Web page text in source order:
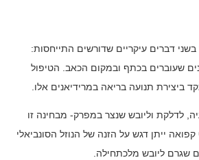
בשני דברים עיקריים שדורשים התייחסות:
שעוברים בכתף ובמקום הכאב. הטיפול
ביצירת תנועה בריאה במרידיאנים אלו.
לדלקת וליובש שנצר במפרק- מבחינה זו
ייתן דגש על הזנה של הנוזל הסונביאלי
שגרם ליובש מלכתחילה.